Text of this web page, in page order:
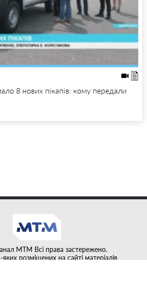
8 нових пікапів: кому передали
MTM Всі права застережено.
розміщених на сайті матеріалів